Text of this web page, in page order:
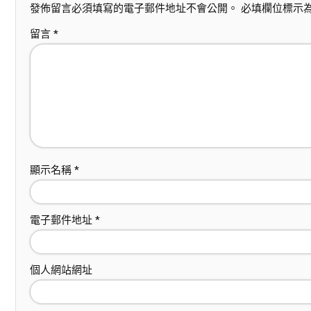
發佈留言必須填寫的電子郵件地址不會公開。 必填欄位標示
留言 *
顯示名稱 *
電子郵件地址 *
個人網站網址